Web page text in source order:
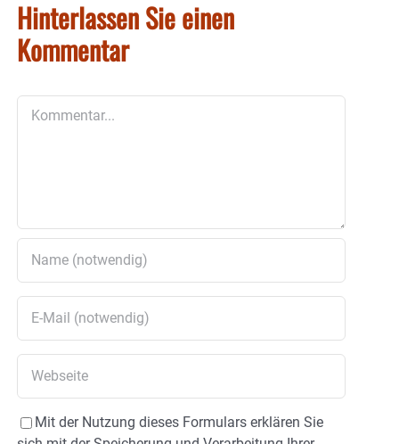
Hinterlassen Sie einen
Kommentar
Mit der Nutzung dieses Formulars erklären Sie